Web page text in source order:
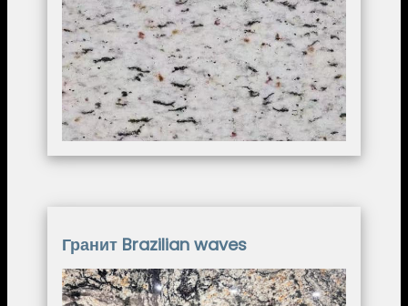
Image
Гранит Brazilian waves
Image